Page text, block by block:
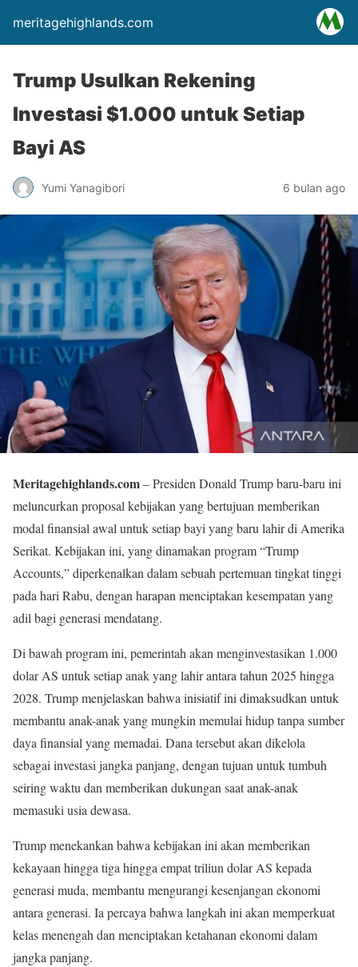
meritagehighlands.com
Trump Usulkan Rekening
Investasi $1.000 untuk Setiap
Bayi AS
Yumi Yanagibori 6 bulan ago
Meritagehighlands.com– Presiden Donald Trump baru-baru ini
meluncurkan proposal kebijakan yang bertujuan memberikan
modal finansial awal untuk setiap bayi yang baru lahir di Amerika
Serikat. Kebijakan ini, yang dinamakan program “Trump
Accounts,” diperkenalkan dalam sebuah pertemuan tingkat tinggi
pada hari Rabu, dengan harapan menciptakan kesempatan yang
adil bagi generasi mendatang.
Di bawah program ini, pemerintah akan menginvestasikan 1.000
dolar AS untuk setiap anak yang lahir antara tahun 2025 hingga
2028. Trump menjelaskan bahwa inisiatif ini dimaksudkan untuk
membantu anak-anak yang mungkin memulai hidup tanpa sumber
daya finansial yang memadai. Dana tersebut akan dikelola
sebagai investasi jangka panjang, dengan tujuan untuk tumbuh
seiring waktu dan memberikan dukungan saat anak-anak
memasuki usia dewasa.
Trump menekankan bahwa kebijakan ini akan memberikan
kekayaan hingga tiga hingga empat triliun dolar AS kepada
generasi muda, membantu mengurangi kesenjangan ekonomi
antara generasi. Ia percaya bahwa langkah ini akan memperkuat
kelas menengah dan menciptakan ketahanan ekonomi dalam
jangka panjang.